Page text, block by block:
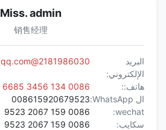
Miss. admin
销售经理
البريد
الإلكتروني:
2181986030@qq.com
هاتف::
0086 134 3456 6685
ال WhatsApp:
008615920679523
wechat:
0086 159 2067 9523
سكايب:
0086 159 2067 9523